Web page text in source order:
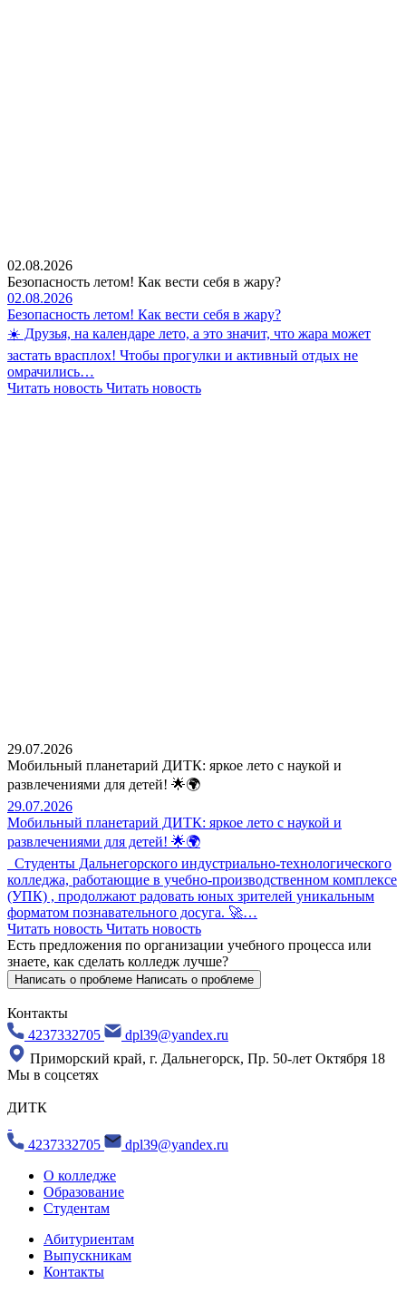
02.08.2026
Безопасность летом! Как вести себя в жару?
02.08.2026
Безопасность летом! Как вести себя в жару?
☀️ Друзья, на календаре лето, а это значит, что жара может
застать врасплох! Чтобы прогулки и активный отдых не
омрачились…
Читать новость Читать новость
29.07.2026
Мобильный планетарий ДИТК: яркое лето с наукой и
развлечениями для детей! 🌟🌍
29.07.2026
Мобильный планетарий ДИТК: яркое лето с наукой и
развлечениями для детей! 🌟🌍
Студенты Дальнегорского индустриально-технологического
колледжа, работающие в учебно-производственном комплексе
(УПК) , продолжают радовать юных зрителей уникальным
форматом познавательного досуга. 🚀…
Читать новость Читать новость
Есть предложения по организации учебного процесса или
знаете, как сделать колледж лучше?
Написать о проблеме Написать о проблеме
Контакты
4237332705
dpl39@yandex.ru
Приморский край, г. Дальнегорск, Пр. 50-лет Октября 18
Мы в соцсетях
ДИТК
4237332705
dpl39@yandex.ru
О колледже
Образование
Студентам
Абитуриентам
Выпускникам
Контакты